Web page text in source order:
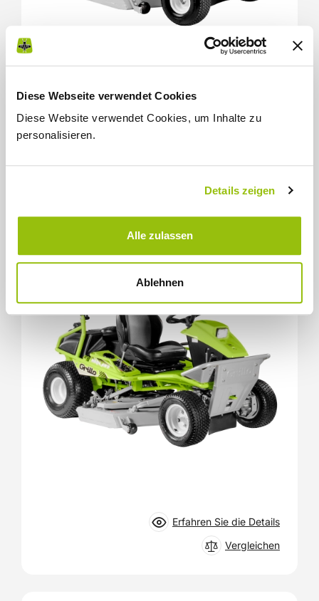
Diese Webseite verwendet Cookies
Diese Website verwendet Cookies, um Inhalte zu
personalisieren.
Details zeigen
Alle zulassen
Ablehnen
Erfahren Sie die Details
Vergleichen
Erfahren Sie die Details
Vergleichen